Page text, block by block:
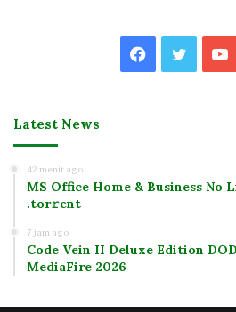
Facebook
Twitter
Latest News
42 menit ago
MS Office Home & Business No
.tоr𝚛еnt
7 jam ago
Code Vein II Deluxe Edition
MediaFire 2026